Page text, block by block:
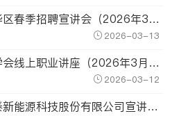
【企业宣讲会】安盛大中华区春季招聘宣讲会（2026年3月18日）
2026-03-13
【企业宣讲会】香港银行学会线上职业讲座（2026年3月16日）
2026-03-12
【企业宣讲会】广东纽恩泰新能源科技股份有限公司宣讲会（2026年3月12日）